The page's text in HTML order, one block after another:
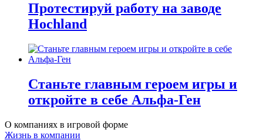
Протестируй работу на заводе
Hochland
Станьте главным героем игры и
откройте в себе Альфа-Ген
О компаниях в игровой форме
Жизнь в компании